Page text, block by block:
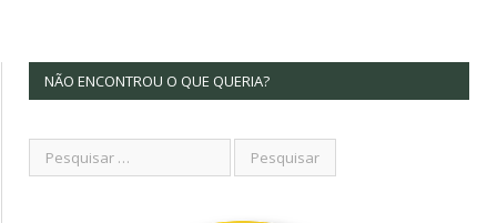
NÃO ENCONTROU O QUE QUERIA?